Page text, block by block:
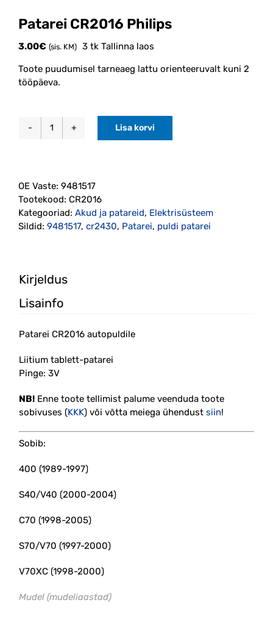
Patarei CR2016 Philips
3.00€ (sis. KM) 3 tk Tallinna laos
Toote puudumisel tarneaeg lattu orienteeruvalt kuni 2
tööpäeva.
Patarei
Lisa korvi
OE Vaste: 9481517
Tootekood: CR2016
Kategooriad: Akud ja patareid, Elektrisüsteem
Sildid: 9481517, cr2430, Patarei, puldi patarei
Kirjeldus
Lisainfo
Patarei CR2016 autopuldile
Liitium tablett-patarei
Pinge: 3V
NB! Enne toote tellimist palume veenduda toote
sobivuses (KKK) või võtta meiega ühendust siin!
Sobib:
400 (1989-1997)
S40/V40 (2000-2004)
C70 (1998-2005)
S70/V70 (1997-2000)
V70XC (1998-2000)
Mudel (mudeliaastad)